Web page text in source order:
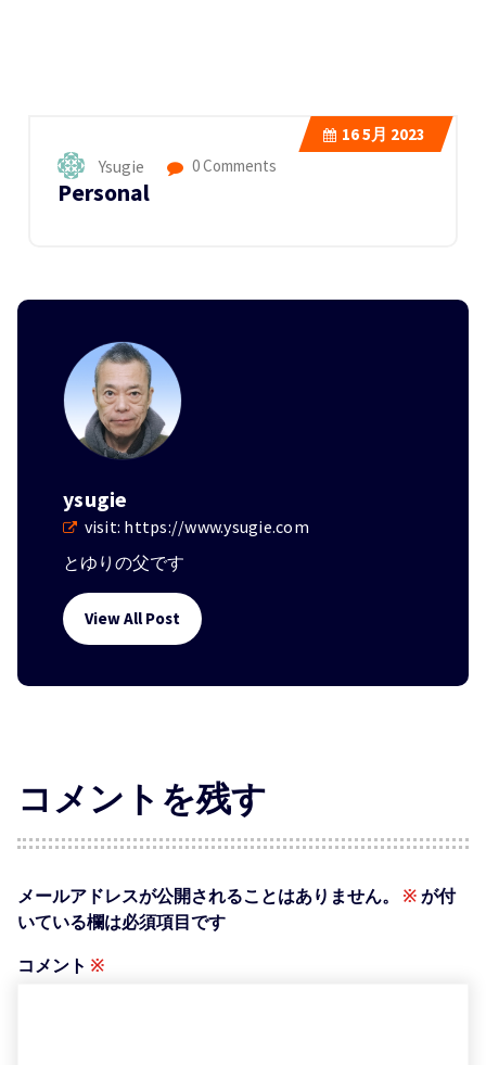
165月 2023
Ysugie 0 Comments
Personal
ysugie
visit: https://www.ysugie.com
とゆりの父です
View All Post
コメントを残す
メールアドレスが公開されることはありません。 ※ が付
いている欄は必須項目です
コメント ※